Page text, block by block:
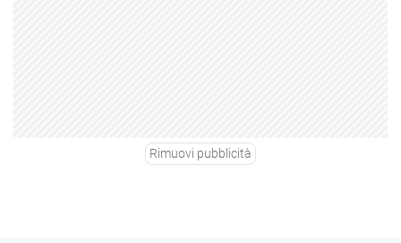
Rimuovi pubblicità